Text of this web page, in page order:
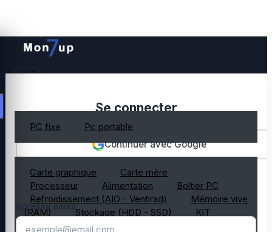
PC gamer occasion
PC fixe Pc portable
Composant PC occasion
Carte graphique
Carte mère
Processeur
Alimentation
Boîtier PC
Refroidissement (AIO - Ventirad)
Mémoire vive
(RAM)
Stockage (HDD - SSD)
KIT
composant PC gamer
Se connecter
Continuer avec Google
OU
Adresse email